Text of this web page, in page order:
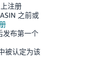
注册
之前或
发布第一个
被认定为该